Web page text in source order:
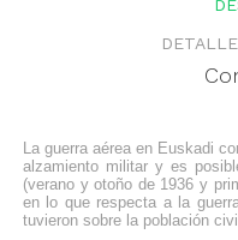
Laguerra aérea en Euskadi
alzamiento militar y es
(verano y otoño de 1936 y
en lo que respecta a la
tuvieron sobre la población